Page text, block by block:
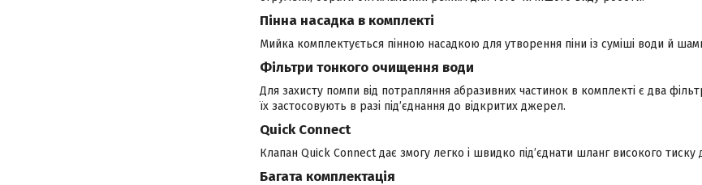
Пінна насадка в комплекті
Мийка комплектується пінною насадкою для утворення піни із суміші води й
Фільтри тонкого очищення води
Для захисту помпи від потрапляння абразивних частинок в комплекті є два
їх застосовують в разі під’єднання до відкритих джерел.
Quick Connect
Клапан Quick Connect дає змогу легко і швидко під’єднати шланг високого тиску
Багата комплектація